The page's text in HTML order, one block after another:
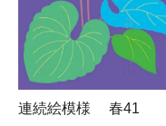
連続絵模様 春41